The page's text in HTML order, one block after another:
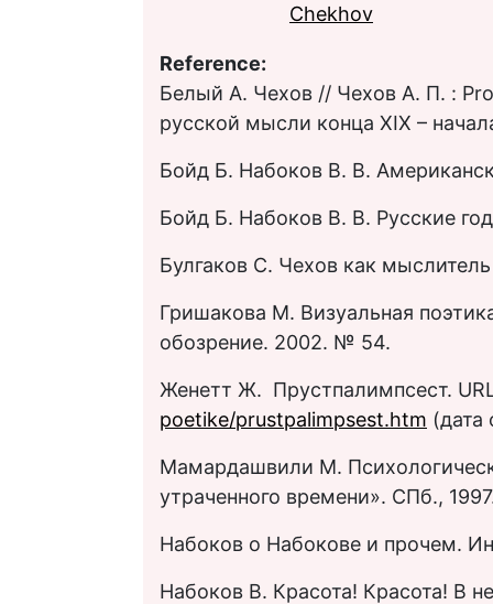
Chekhov
Reference:
Белый А. Чехов // Чехов А. П. :
русской мысли конца XIX –
Бойд Б. Набоков В. В.
Бойд Б. Набоков В. В. Русские
Булгаков С. Чехов как
Гришакова М. Визуальная
обозрение. 2002. № 54.
Женетт Ж. Пруст­палимпсест.
poetike/prust­palimpsest.htm (дата
Мамардашвили М.
утраченного времени». СПб.,
Набоков о Набокове и прочем.
Набоков В. Красота! Красота! В